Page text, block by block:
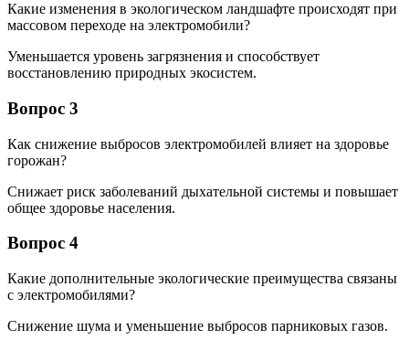
Какие изменения в экологическом ландшафте происходят при
массовом переходе на электромобили?
Уменьшается уровень загрязнения и способствует
восстановлению природных экосистем.
Вопрос 3
Как снижение выбросов электромобилей влияет на здоровье
горожан?
Снижает риск заболеваний дыхательной системы и повышает
общее здоровье населения.
Вопрос 4
Какие дополнительные экологические преимущества связаны
с электромобилями?
Снижение шума и уменьшение выбросов парниковых газов.